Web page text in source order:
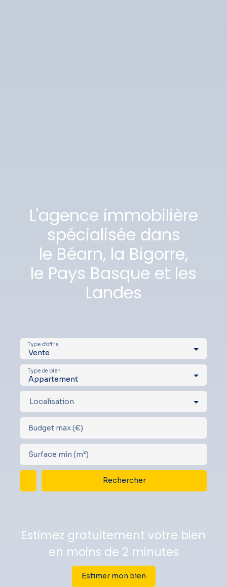
L'agence immobilière
spécialisée dans
le Béarn, la Bigorre,
le Pays Basque et les
Landes
Vente
Type d'offre
Appartement
Type de bien
Localisation
Budget max (€)
Surface min (m²)
Rechercher
Estimez gratuitement votre bien
en moins de 2 minutes
Estimer mon bien